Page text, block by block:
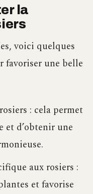
la
voici quelques
favoriser une belle
: cela permet
et d’obtenir une
aux rosiers :
et favorise